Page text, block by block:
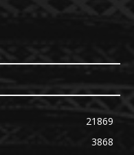
21869
3868